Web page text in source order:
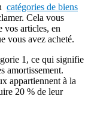
catégories de biens
Cela vous
vos articles, en
vous avez acheté.
1, ce qui signifie
amortissement.
appartiennent à la
20 % de leur